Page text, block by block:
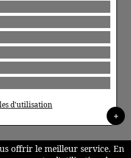
d'utilisation
+
offrir le meilleur service. En